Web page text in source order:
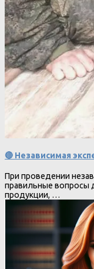
🔴 Независимая
При проведении
правильные вопросы
продукции, …